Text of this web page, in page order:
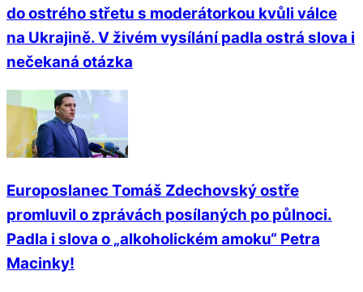
do ostrého střetu s moderátorkou kvůli válce
na Ukrajině. V živém vysílání padla ostrá slova i
nečekaná otázka
Europoslanec Tomáš Zdechovský ostře
promluvil o zprávách posílaných po půlnoci.
Padla i slova o „alkoholickém amoku“ Petra
Macinky!